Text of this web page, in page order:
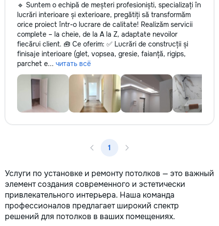
apartamentul
pentru locuit –
fără deșeuri de
Prețuri orientative
materiale:
producătorului,
porțelanată – de
lei/m² Laminat –
lei/m² Materiale
brute – de la 1
de apartament Uși
la 2 500–7 000+
de proiectul de
la fiecare detaliu.
pentru o
deviz fără
+373 603 31 178
| Telegram
🔹 Suntem o echipă de meșteri profesioniști, specializați în
lucrări interioare și exterioare, pregătiți să transformăm
orice proiect într-o lucrare de calitate! Realizăm servicii
complete – la cheie, de la A la Z, adaptate nevoilor
fiecărui client. 🧰 Ce oferim: ✅ Lucrări de construcții și
finisaje interioare (glet, vopsea, gresie, faianță, rigips,
parchet e... читать всё
1
Услуги по установке и ремонту потолков — это важный
элемент создания современного и эстетически
привлекательного интерьера. Наша команда
профессионалов предлагает широкий спектр
решений для потолков в ваших помещениях.